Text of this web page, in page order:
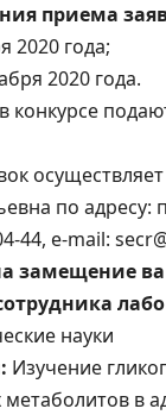
приема
2020 года;
2020 года.
конкурсе
по адресу:
44, e-mail:
замещение
науки
Изучение
в